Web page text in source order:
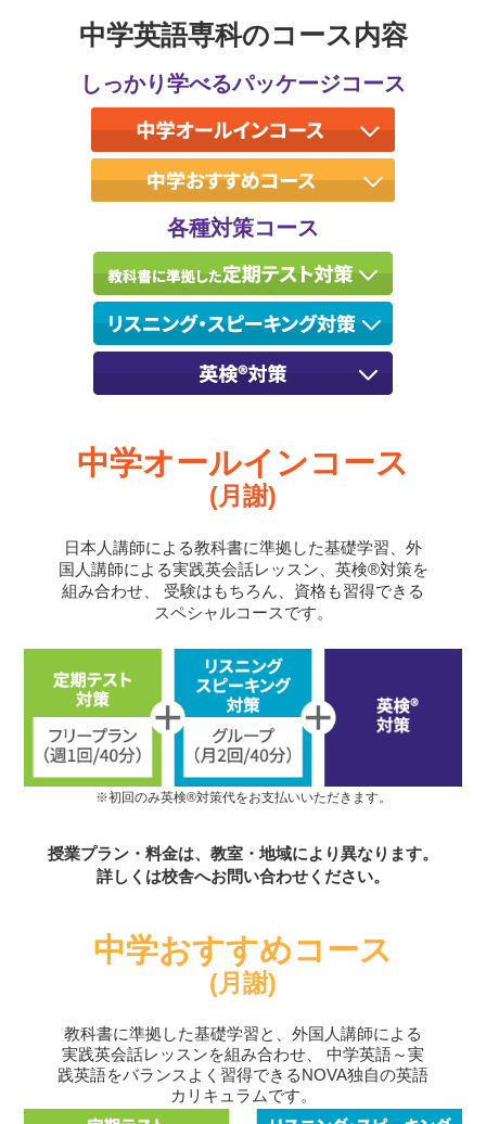
中学英語専科のコース内容
しっかり学べるパッケージコース
各種対策コース
中学オールインコース
(月謝)
日本人講師による教科書に準拠した基礎学習、外
国人講師による実践英会話レッスン、英検®対策を
組み合わせ、
受験はもちろん、資格も習得できる
スペシャルコースです。
※初回のみ英検®対策代をお支払いいただきます。
授業プラン・料金は、教室・地域により異なります。
詳しくは校舎へお問い合わせください。
中学おすすめコース
(月謝)
教科書に準拠した基礎学習と、外国人講師による
実践英会話レッスンを組み合わせ、
中学英語～実
践英語をバランスよく習得できるNOVA独自の英語
カリキュラムです。